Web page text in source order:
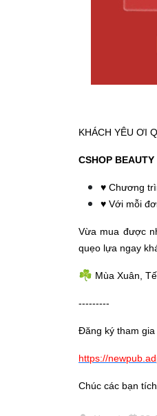
KHÁCH YÊU ƠI
CSHOP
♥️ Chương
♥️ Với mỗi
Vừa mua được
quẹo lựa ngay
☘ Mùa Xuân,
---------
Đăng ký tham gia
https://
Chúc các bạn